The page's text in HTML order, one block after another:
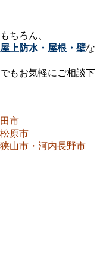
ちろん、
上防水・屋根・壁な
もお気軽にご相談下
市
原市
山市・河内長野市